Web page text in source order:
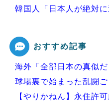
韓国人「日本人が絶対
Powered by livedoor 相互
おすすめ記事
海外「全部日本の真似
球場裏で始まった乱闘
【やりかねん】永住許